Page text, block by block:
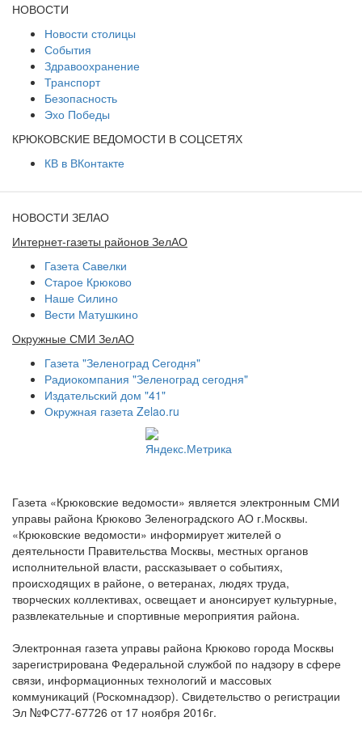
НОВОСТИ
Новости столицы
События
Здравоохранение
Транспорт
Безопасность
Эхо Победы
КРЮКОВСКИЕ ВЕДОМОСТИ В СОЦСЕТЯХ
КВ в ВКонтакте
НОВОСТИ ЗЕЛАО
Интернет-газеты районов ЗелАО
Газета Савелки
Старое Крюково
Наше Силино
Вести Матушкино
Окружные СМИ ЗелАО
Газета "Зеленоград Сегодня"
Радиокомпания "Зеленоград сегодня"
Издательский дом "41"
Окружная газета Zelao.ru
Газета «Крюковские ведомости» является электронным СМИ
управы района Крюково Зеленоградского АО г.Москвы.
«Крюковские ведомости» информирует жителей о
деятельности Правительства Москвы, местных органов
исполнительной власти, рассказывает о событиях,
происходящих в районе, о ветеранах, людях труда,
творческих коллективах, освещает и анонсирует культурные,
развлекательные и спортивные мероприятия района.
Электронная газета управы района Крюково города Москвы
зарегистрирована Федеральной службой по надзору в сфере
связи, информационных технологий и массовых
коммуникаций (Роскомнадзор). Свидетельство о регистрации
Эл №ФС77-67726 от 17 ноября 2016г.